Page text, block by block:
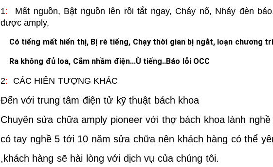
1:
Mất nguồn, Bật nguồn lên rồi tắt ngay, Cháy nổ, Nháy đèn
được amply,
Có tiếng mất hiển thị, Bị rè tiếng, Chạy thời gian bị ngắt, loạn chương
Ra không đủ loa, Cắm nhầm điện...Ù tiếng..Báo lỗi OCC
2: CÁC HIÊN TƯỢNG KHÁC
Đến với trung tâm điện tử kỹ thuật bách khoa
Chuyên sửa chữa amply pioneer với thợ bách khoa lành nghề
có tay nghề 5 tới 10 năm sửa chữa nên khách hàng có thể
,khách hàng sẽ hài lòng với dịch vụ của chúng tôi.